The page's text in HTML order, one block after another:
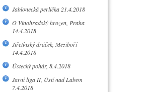
Jablonecká perlička 21.4.2018
O Vinohradský hrozen, Praha
14.4.2018
Jiřetínský dráček, Meziboří
14.4.2018
Ústecký pohár, 8.4.2018
Jarní liga II, Ústí nad Labem
7.4.2018